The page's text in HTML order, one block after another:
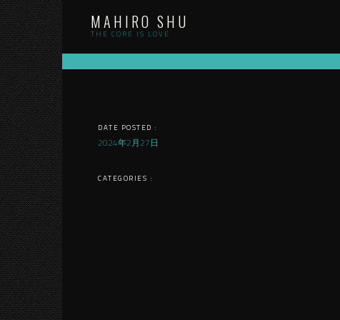
Skip
to
content
MAHIRO SHU
THE CORE IS LOVE
DATE POSTED :
2024年2月27日
CATEGORIES :